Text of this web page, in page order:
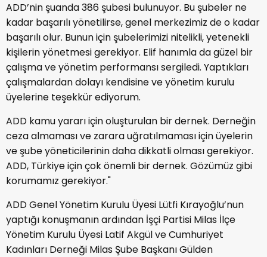
ADD’nin şuanda 386 şubesi bulunuyor. Bu şubeler ne
kadar başarılı yönetilirse, genel merkezimiz de o kadar
başarılı olur. Bunun için şubelerimizi nitelikli, yetenekli
kişilerin yönetmesi gerekiyor. Elif hanımla da güzel bir
çalışma ve yönetim performansı sergiledi. Yaptıkları
çalışmalardan dolayı kendisine ve yönetim kurulu
üyelerine teşekkür ediyorum.
ADD kamu yararı için oluşturulan bir dernek. Derneğin
ceza almaması ve zarara uğratılmaması için üyelerin
ve şube yöneticilerinin daha dikkatli olması gerekiyor.
ADD, Türkiye için çok önemli bir dernek. Gözümüz gibi
korumamız gerekiyor."
ADD Genel Yönetim Kurulu Üyesi Lütfi Kırayoğlu’nun
yaptığı konuşmanın ardından İşçi Partisi Milas İlçe
Yönetim Kurulu Üyesi Latif Akgül ve Cumhuriyet
Kadınları Derneği Milas Şube Başkanı Gülden